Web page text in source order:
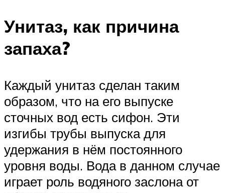
Унитаз, как причина
запаха?
Каждый унитаз сделан таким
образом, что на его выпуске
сточных вод есть сифон. Эти
изгибы трубы выпуска для
удержания в нём постоянного
уровня воды. Вода в данном случае
играет роль водяного заслона от